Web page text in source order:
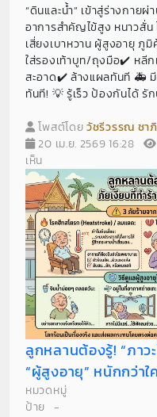
“ดินและน้ำ” เข้าสู่ร่างกา
อาการสำคัญไข้สูง หนาวสั่
เสี่ยงเบาหวาน ผู้สูงอายุ
ใส่รองเท้าบูท/ถุงมือ✔️ หลี
สะอาด✔️ ล้างแผลทันที 🚑
ทันที! 💡 รู้เร็ว ป้องกันได้ รั
โพสต์โดยวัชรีวรรณ ชา
20 เม.ย. 2569 16:28
เห็น
ลูกหลานต้องรู้! “ภาว
“ผู้สูงอายุ” หนักกว่าใ
หมวดหมู่
ป้าย-